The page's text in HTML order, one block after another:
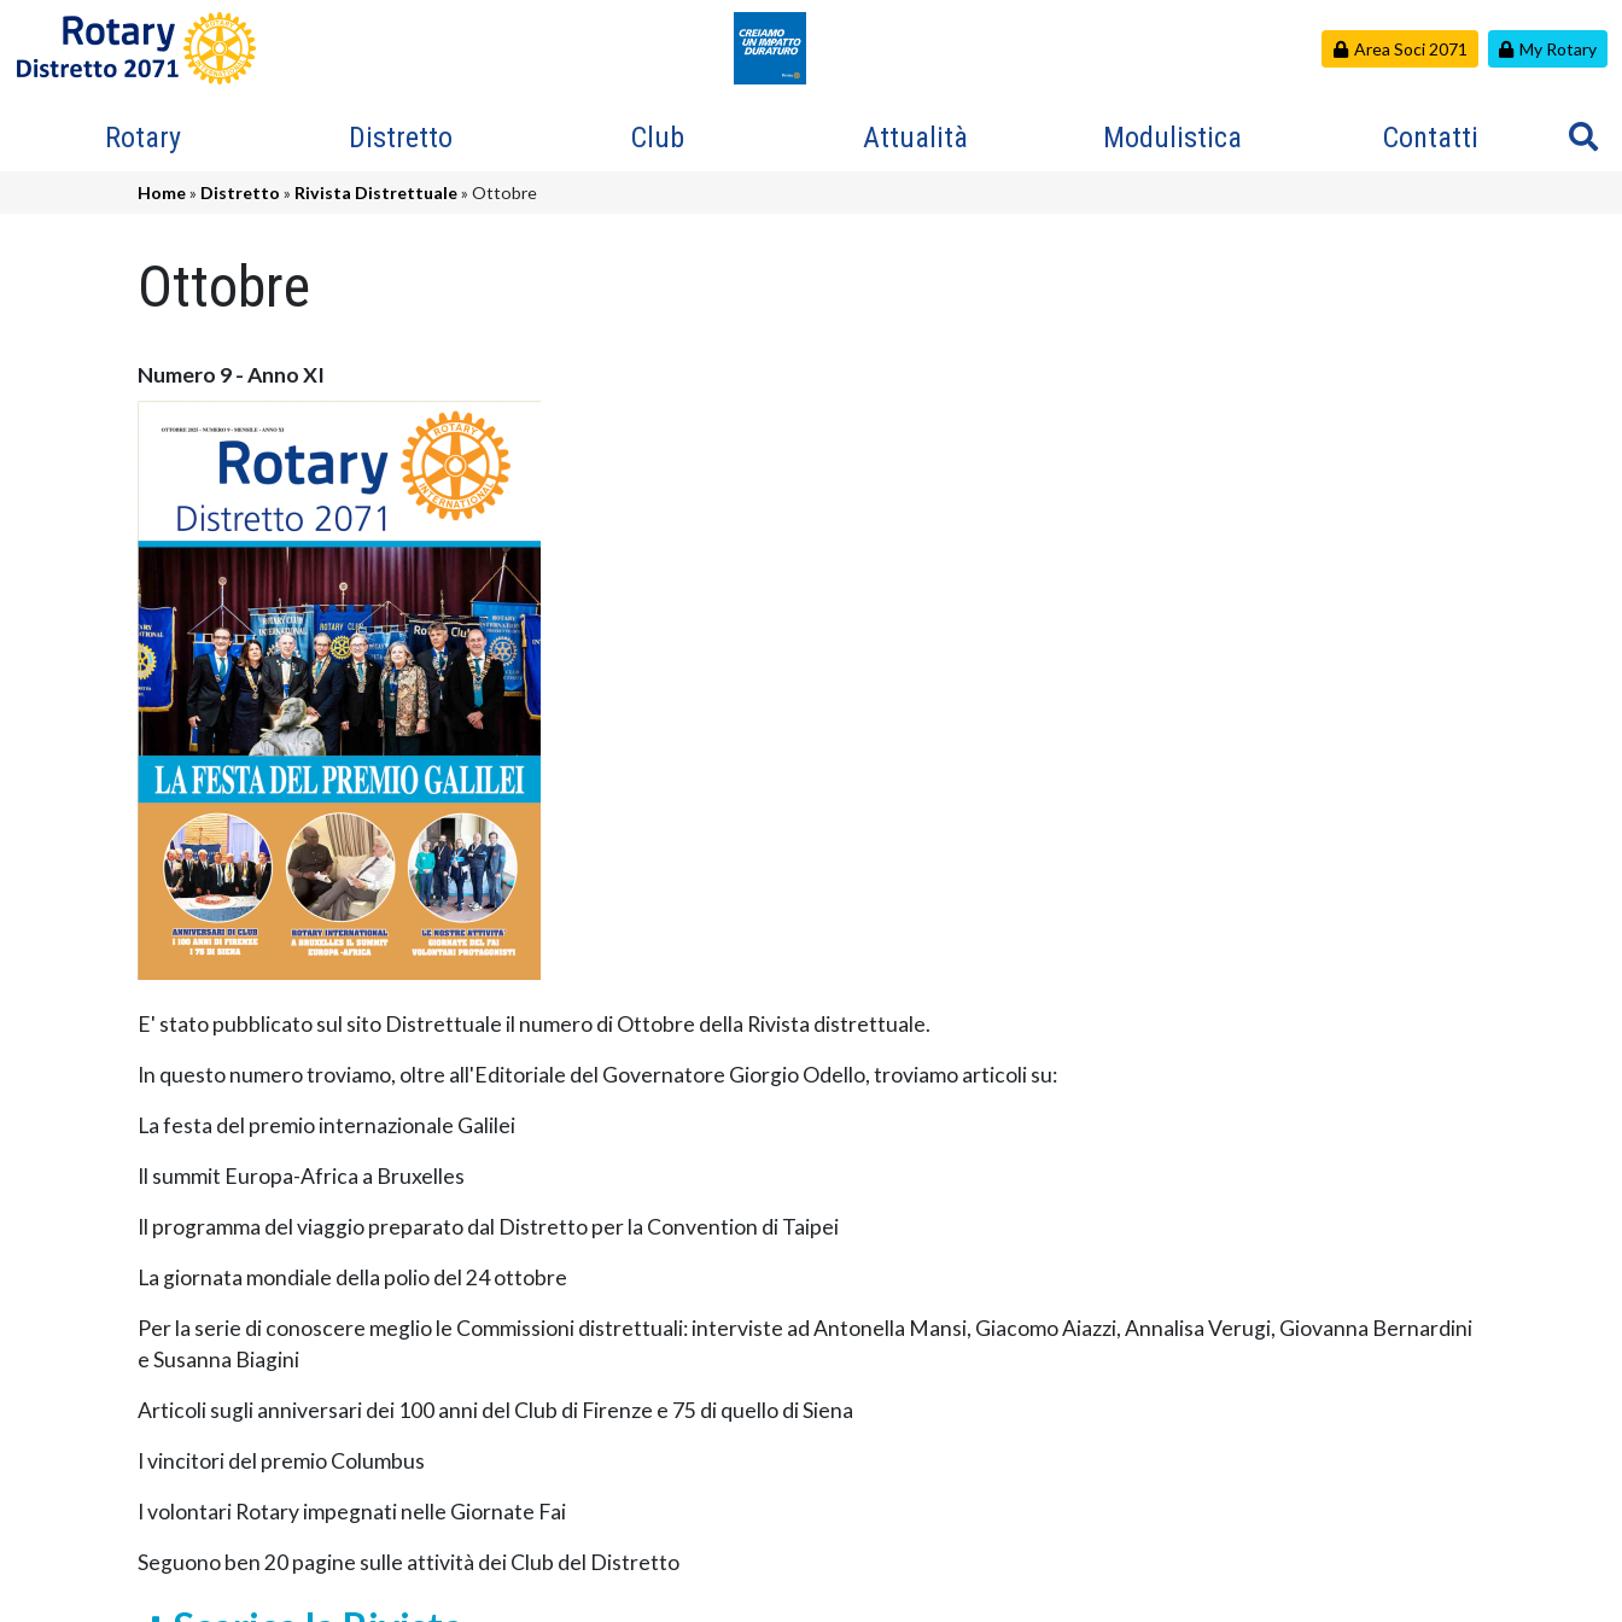
Salta al contenuto principale
Area Soci 2071 My Rotary
Navigazione principale
Rotary Distretto Club Attualità Modulistica Contatti
Briciole di pane
Home Distretto Rivista Distrettuale Ottobre
Ottobre
Numero 9 - Anno XI
E' stato pubblicato sul sito Distrettuale il numero di Ottobre della Rivista distrettuale.
In questo numero troviamo, oltre all'Editoriale del Governatore Giorgio Odello, troviamo articoli su:
La festa del premio internazionale Galilei
Il summit Europa-Africa a Bruxelles
Il programma del viaggio preparato dal Distretto per la Convention di Taipei
La giornata mondiale della polio del 24 ottobre
Per la serie di conoscere meglio le Commissioni distrettuali: interviste ad Antonella Mansi, Giacomo Aiazzi, Annalisa Verugi, Giovanna Bernardini
e Susanna Biagini
Articoli sugli anniversari dei 100 anni del Club di Firenze e 75 di quello di Siena
I vincitori del premio Columbus
I volontari Rotary impegnati nelle Giornate Fai
Seguono ben 20 pagine sulle attività dei Club del Distretto